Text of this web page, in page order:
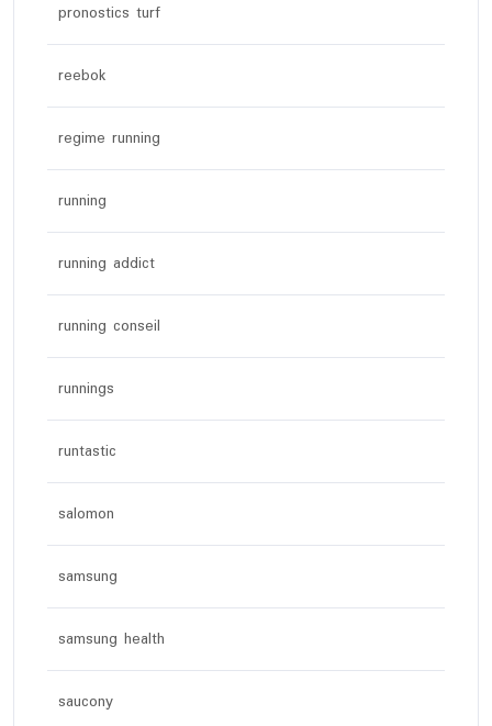
pronostics turf
reebok
regime running
running
running addict
running conseil
runnings
runtastic
salomon
samsung
samsung health
saucony